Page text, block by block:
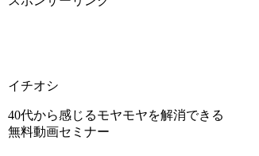
イチオシ
40代から感じるモヤモヤを解消できる
無料動画セミナー